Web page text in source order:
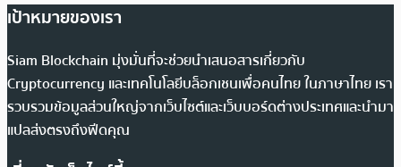
เป้าหมายของเรา
Siam Blockchain มุ่งมั่นที่จะช่วยนำเสนอสารเกี่ยวกับ
Cryptocurrency และเทคโนโลยีบล็อกเชนเพื่อคนไทย ในภาษาไทย เรา
รวบรวมข้อมูลส่วนใหญ่จากเว็บไซต์และเว็บบอร์ดต่างประเทศและนำมา
แปลส่งตรงถึงฟีดคุณ